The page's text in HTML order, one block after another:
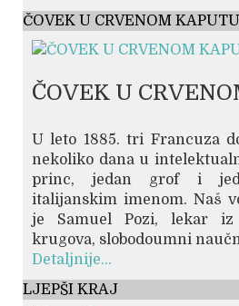
ČOVEK U CRVENOM KAPUTU
ČOVEK U
U leto 1885. tri Francuza
nekoliko dana u
princ, jedan grof i
italijanskim imenom. Naš
je Samuel Pozi, lekar
krugova, slobodoumni
Detaljnije...
LJEPŠI KRAJ